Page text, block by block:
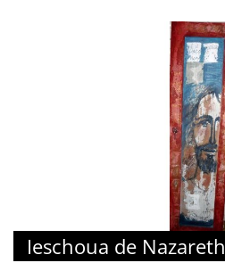
Ieschoua de Nazareth